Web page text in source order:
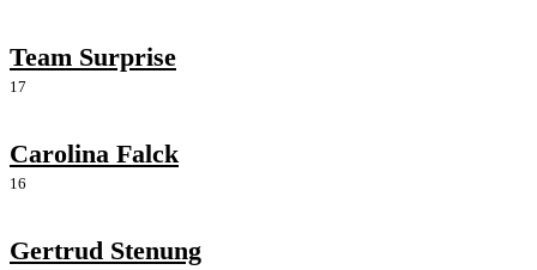
Team Surprise
17
Carolina Falck
16
Gertrud Stenung